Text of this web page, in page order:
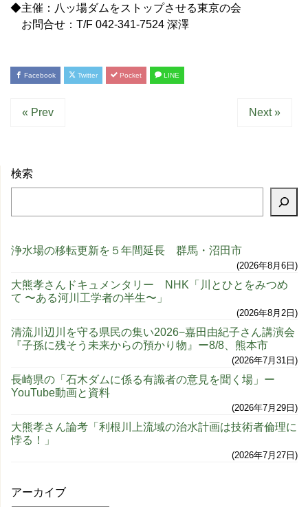
◆主催：八ッ場ダムをストップさせる東京の会
お問合せ：T/F 042-341-7524 深澤
Facebook Twitter Pocket LINE
« Prev Next »
検索
浄水場の移転更新を５年間延長 群馬・沼田市
2026年8月6日
大熊孝さんドキュメンタリー NHK「川とひとをみつめ
て 〜ある河川工学者の半生〜」
2026年8月2日
清流川辺川を守る県民の集い2026−嘉田由紀子さん講演会
『子孫に残そう未来からの預かり物』ー8/8、熊本市
2026年7月31日
長崎県の「石木ダムに係る有識者の意見を聞く場」ー
YouTube動画と資料
2026年7月29日
大熊孝さん論考「利根川上流域の治水計画は技術者倫理に
悖る！」
2026年7月27日
アーカイブ